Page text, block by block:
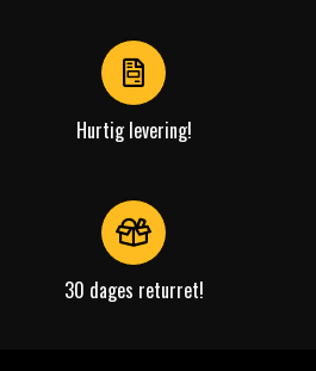
Hurtig levering!
30 dages returret!